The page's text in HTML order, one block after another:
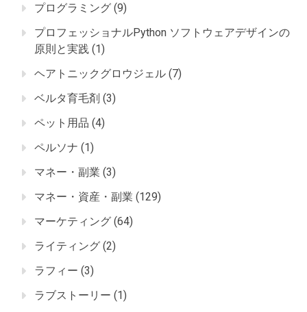
プログラミング (9)
プロフェッショナルPython ソフトウェアデザインの
原則と実践 (1)
ヘアトニックグロウジェル (7)
ベルタ育毛剤 (3)
ペット用品 (4)
ペルソナ (1)
マネー・副業 (3)
マネー・資産・副業 (129)
マーケティング (64)
ライティング (2)
ラフィー (3)
ラブストーリー (1)